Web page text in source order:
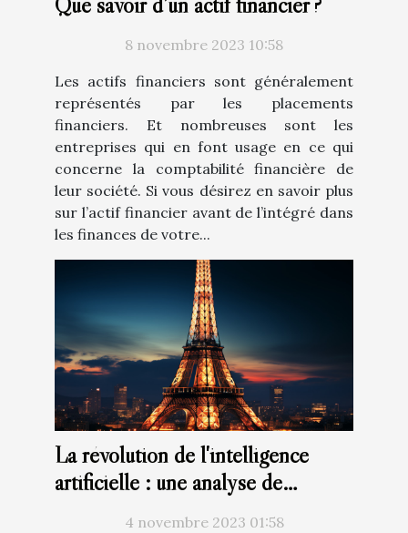
8 novembre 2023 10:58
Les actifs financiers sont généralement
représentés par les placements
financiers. Et nombreuses sont les
entreprises qui en font usage en ce qui
concerne la comptabilité financière de
leur société. Si vous désirez en savoir plus
sur l’actif financier avant de l’intégré dans
les finances de votre...
La révolution de l'intelligence
artificielle : une analyse de
ChatGPT en français
4 novembre 2023 01:58